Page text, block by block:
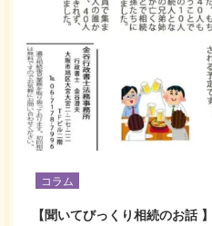
コラム
【聞いてびっくり相続のお話